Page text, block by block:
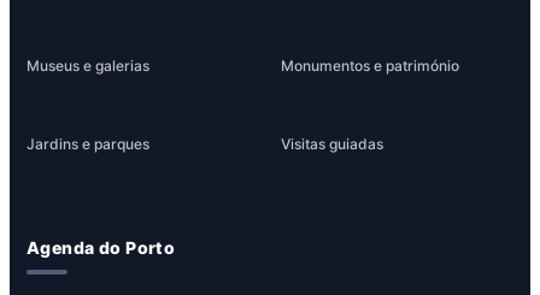
Museus e galerias Monumentos e património
Jardins e parques Visitas guiadas
Agenda do Porto